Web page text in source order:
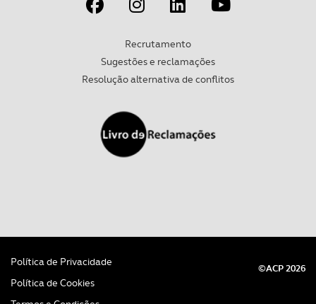
Recrutamento
Sugestões e reclamações
Resolução alternativa de conflitos
Política de Privacidade
Política de Cookies
©ACP 2026